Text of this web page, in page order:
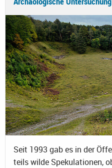
Seit 1993 gab es in der
teils wilde Spekulationen,